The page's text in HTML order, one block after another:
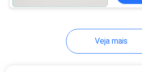
Interruptor
Veja mais